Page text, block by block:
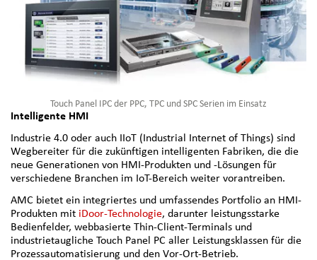
Touch Panel IPC der PPC, TPC und SPC Serien im Einsatz
Intelligente HMI
Industrie 4.0 oder auch IIoT (Industrial Internet of Things) sind
Wegbereiter für die zukünftigen intelligenten Fabriken, die die
neue Generationen von HMI-Produkten und -Lösungen für
verschiedene Branchen im IoT-Bereich weiter vorantreiben.
AMC bietet ein integriertes und umfassendes Portfolio an HMI-
Produkten mit iDoor-Technologie, darunter leistungsstarke
Bedienfelder, webbasierte Thin-Client-Terminals und
industrietaugliche Touch Panel PC aller Leistungsklassen für die
Prozessautomatisierung und den Vor-Ort-Betrieb.